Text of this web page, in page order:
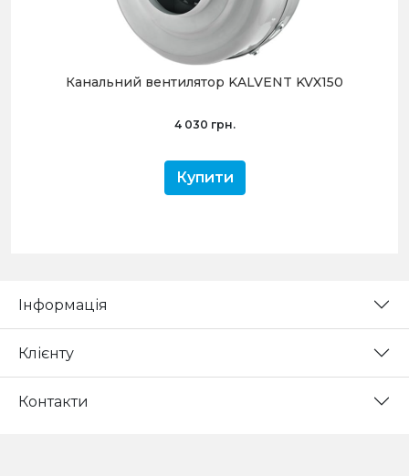
Канальний вентилятор KALVENT KVX150
4 030 грн.
Купити
Інформація
Клієнту
Контакти